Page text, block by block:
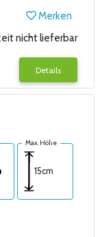
Merken
nicht lieferbar
Details
Max. Höhe
15cm